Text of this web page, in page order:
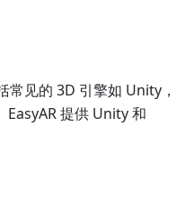
常见的 3D 引擎如 Unity，
提供 Unity 和